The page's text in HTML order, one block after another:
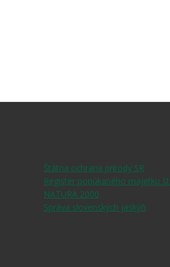
Štátna ochrana prírody SR
Register ponúkaného majetku
NATURA 2000
Správa slovenských jaskýň